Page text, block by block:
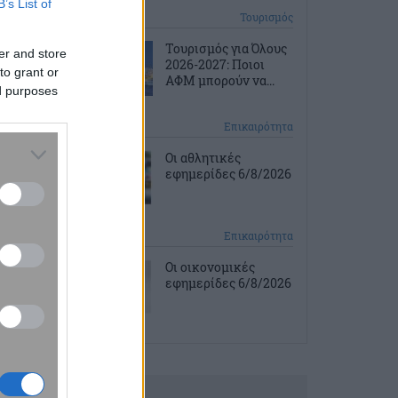
List of
and store
grant or
purposes
Τουρισμός
Τουρισμός για Όλους
2026-2027: Ποιοι
ΑΦΜ μπορούν να...
2 ώρες πριν Επικαιρότητα
Οι αθλητικές
εφημερίδες 6/8/2026
Επικαιρότητα
Οι οικονομικές
εφημερίδες 6/8/2026